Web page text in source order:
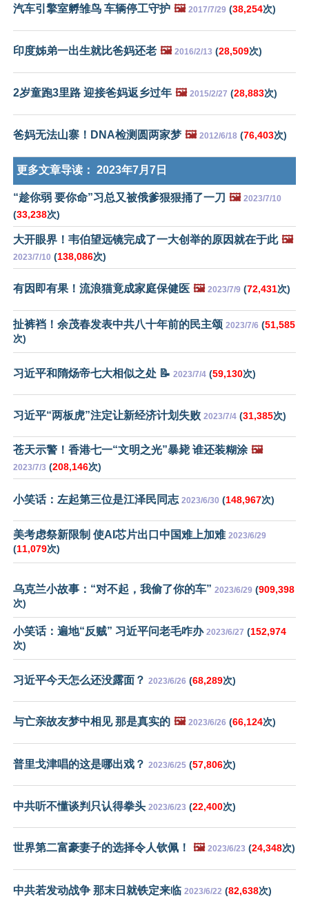
汽车引擎室孵雏鸟 车辆停工守护 🖼️ 2017/7/29 (38,254次)
印度姊弟一出生就比爸妈还老 🖼️ 2016/2/13 (28,509次)
2岁童跑3里路 迎接爸妈返乡过年 🖼️ 2015/2/27 (28,883次)
爸妈无法山寨！DNA检测圆两家梦 🖼️ 2012/6/18 (76,403次)
更多文章导读： 2023年7月7日
“趁你弱 要你命”习总又被俄爹狠狠捅了一刀 🖼️ 2023/7/10
(33,238次)
大开眼界！韦伯望远镜完成了一大创举的原因就在于此 🖼️
2023/7/10 (138,086次)
有因即有果！流浪猫竟成家庭保健医 🖼️ 2023/7/9 (72,431次)
扯裤裆！余茂春发表中共八十年前的民主颂 2023/7/6 (51,585
次)
习近平和隋炀帝七大相似之处 📝 2023/7/4 (59,130次)
习近平“两板虎”注定让新经济计划失败 2023/7/4 (31,385次)
苍天示警！香港七一“文明之光”暴毙 谁还装糊涂 🖼️
2023/7/3 (208,146次)
小笑话：左起第三位是江泽民同志 2023/6/30 (148,967次)
美考虑祭新限制 使AI芯片出口中国难上加难 2023/6/29
(11,079次)
乌克兰小故事：“对不起，我偷了你的车” 2023/6/29 (909,398
次)
小笑话：遍地“反贼” 习近平问老毛咋办 2023/6/27 (152,974
次)
习近平今天怎么还没露面？ 2023/6/26 (68,289次)
与亡亲故友梦中相见 那是真实的 🖼️ 2023/6/26 (66,124次)
普里戈津唱的这是哪出戏？ 2023/6/25 (57,806次)
中共听不懂谈判只认得拳头 2023/6/23 (22,400次)
世界第二富豪妻子的选择令人钦佩！ 🖼️ 2023/6/23 (24,348次)
中共若发动战争 那末日就铁定来临 2023/6/22 (82,638次)